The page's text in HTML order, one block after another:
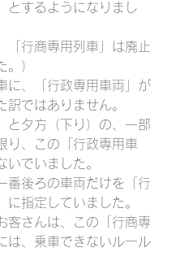
とするようになりまし
「行商専用列車」は廃止
。）
に、「行政専用車両」が
訳ではありません。
と夕方（下り）の、一部
り、この「行政専用車
いでいました。
番後ろの車両だけを「行
に指定していました。
客さんは、この「行商専
は、乗車できないルール